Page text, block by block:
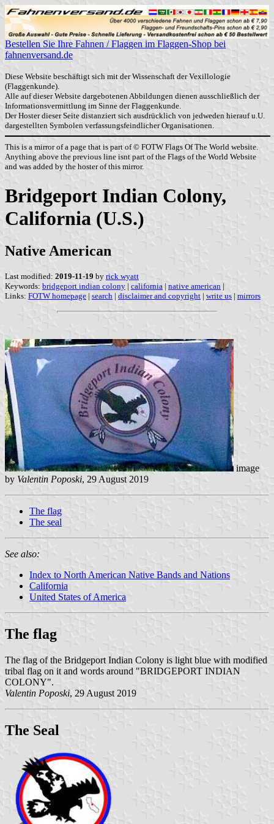
Bestellen Sie Ihre Fahnen / Flaggen im Flaggen-Shop bei
fahnenversand.de
Diese Website beschäftigt sich mit der Wissenschaft der Vexillologie
(Flaggenkunde).
Alle auf dieser Website dargebotenen Abbildungen dienen ausschließlich der
Informationsvermittlung im Sinne der Flaggenkunde.
Der Hoster dieser Seite distanziert sich ausdrücklich von jedweden hierauf u.U.
dargestellten Symbolen verfassungsfeindlicher Organisationen.
This is a mirror of a page that is part of © FOTW Flags Of The World website.
Anything above the previous line isnt part of the Flags of the World Website
and was added by the hoster of this mirror.
Bridgeport Indian Colony,
California (U.S.)
Native American
Last modified: 2019-11-19 by rick wyatt
Keywords: bridgeport indian colony | california | native american |
Links: FOTW homepage | search | disclaimer and copyright | write us | mirrors
image
by Valentin Poposki, 29 August 2019
The flag
The seal
See also:
Index to North American Native Bands and Nations
California
United States of America
The flag
The flag of the Bridgeport Indian Colony is light blue with modified
tribal flag on it and words around "BRIDGEPORT INDIAN
COLONY".
Valentin Poposki, 29 August 2019
The Seal